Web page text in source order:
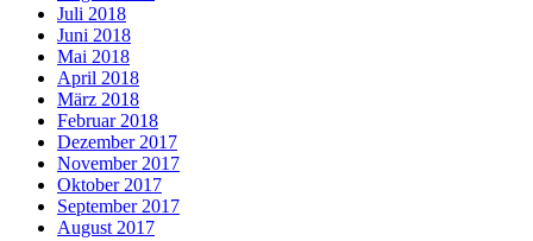
Juli 2018
Juni 2018
Mai 2018
April 2018
März 2018
Februar 2018
Dezember 2017
November 2017
Oktober 2017
September 2017
August 2017